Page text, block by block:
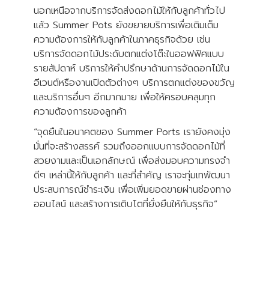
นอกเหนือจากบริการจัดส่งดอกไม้ให้กับลูกค้าทั่วไป
แล้ว Summer Pots ยังขยายบริการเพื่อเติมเต็ม
ความต้องการให้กับลูกค้าในภาคธุรกิจด้วย เช่น
บริการจัดดอกไม้ประดับตกแต่งโต๊ะในออฟฟิศแบบ
รายสัปดาห์ บริการให้คำปรึกษาด้านการจัดดอกไม้ใน
อีเวนต์หรืองานเปิดตัวต่างๆ บริการตกแต่งของขวัญ
และบริการอื่นๆ อีกมากมาย เพื่อให้ครอบคลุมทุก
ความต้องการของลูกค้า
“จุดยืนในอนาคตของ Summer Ports เรายังคงมุ่ง
มั่นที่จะสร้างสรรค์ รวมถึงออกแบบการจัดดอกไม้ที่
สวยงามและเป็นเอกลักษณ์ เพื่อส่งมอบความทรงจำ
ดีๆ เหล่านี้ให้กับลูกค้า และที่สำคัญ เราจะทุ่มเทพัฒนา
ประสบการณ์ชำระเงิน เพื่อเพิ่มยอดขายผ่านช่องทาง
ออนไลน์ และสร้างการเติบโตที่ยั่งยืนให้กับธุรกิจ”